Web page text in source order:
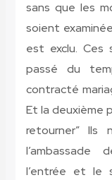
sans que les
soient
est exclu. Ces
passé du
contracté
Et la deuxième
retourner” Ils
l’ambassade
l’entrée et le